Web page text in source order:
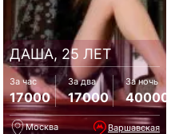
ДАША, 25 ЛЕТ
За час
17000
За два
17000
За ночь
40000
Москва Варшавская